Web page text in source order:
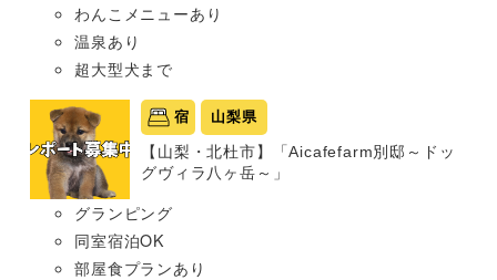
わんこメニューあり
温泉あり
超大型犬まで
宿 山梨県
【山梨・北杜市】「Aicafefarm別邸～ドッ
グヴィラ八ヶ岳～」
グランピング
同室宿泊OK
部屋食プランあり